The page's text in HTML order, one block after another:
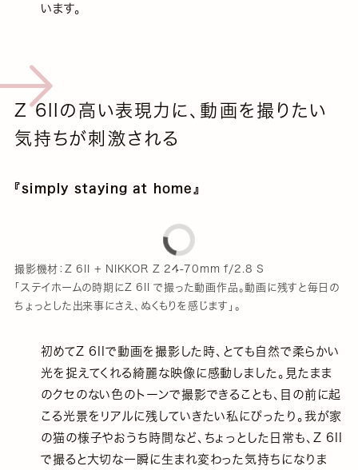
います。
Z 6IIの高い表現力に、動画を撮りたい
気持ちが刺激される
『simply staying at home』
撮影機材：Z 6II + NIKKOR Z 24-70mm f/2.8 S
「ステイホームの時期にZ 6II で撮った動画作品。動画に残すと毎日の
ちょっとした出来事にさえ、ぬくもりを感じます」。
初めてZ 6IIで動画を撮影した時、とても自然で柔らかい
光を捉えてくれる綺麗な映像に感動しました。見たまま
のクセのない色のトーンで撮影できることも、目の前に起
こる光景をリアルに残していきたい私にぴったり。我が家
の猫の様子やおうち時間など、ちょっとした日常も、Z 6II
で撮ると大切な一瞬に生まれ変わった気持ちになりま